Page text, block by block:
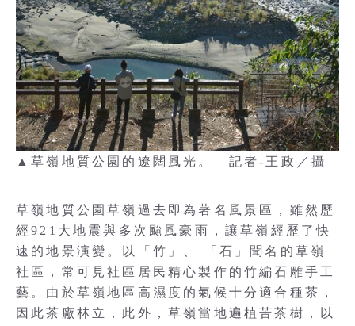
▲草嶺地質公園的遼闊風光。 記者-王政／攝
草嶺地質公園草嶺過去即為著名風景區，雖然歷
經921大地震與多次颱風豪雨，讓草嶺經歷了快
速的地景演變。以「竹」、 「石」聞名的草嶺
社區，常可見社區居民精心製作的竹編石雕手工
藝。由於草嶺地區高濕度的氣候十分適合種茶，
因此茶廠林立，此外，草嶺當地遍植苦茶樹，以